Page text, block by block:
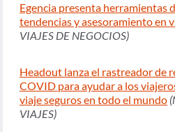
Egencia presenta herramientas
tendencias y asesoramiento en
VIAJES DE NEGOCIOS)
Headout lanza el rastreador de
COVID para ayudar a los
viaje seguros en todo el mundo
VIAJES)